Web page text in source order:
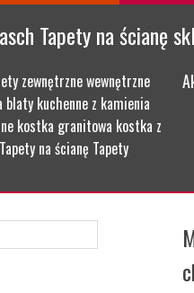
Tapety na ścianę
zewnętrzne wewnętrzne
blaty kuchenne z kamienia
kostka granitowa kostka z
na ścianę Tapety